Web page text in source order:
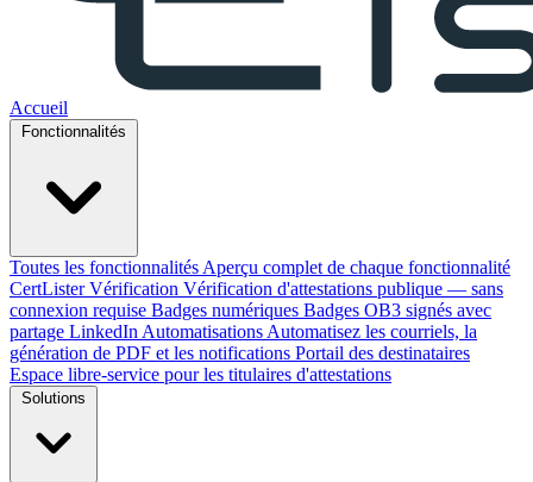
Accueil
Toutes les fonctionnalités Aperçu complet de chaque fonctionnalité
CertLister Vérification Vérification d'attestations publique — sans
connexion requise Badges numériques Badges OB3 signés avec
partage LinkedIn Automatisations Automatisez les courriels, la
génération de PDF et les notifications Portail des destinataires
Espace libre-service pour les titulaires d'attestations